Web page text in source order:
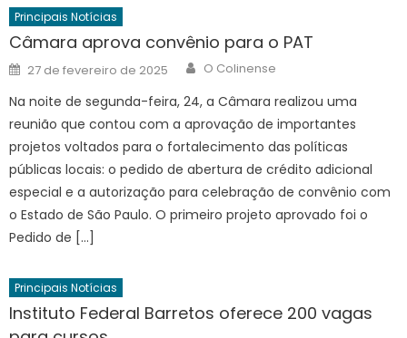
Principais Notícias
Câmara aprova convênio para o PAT
Posted
on
27 de fevereiro de 2025 Author
O Colinense
Na noite de segunda-feira, 24, a Câmara realizou uma
reunião que contou com a aprovação de importantes
projetos voltados para o fortalecimento das políticas
públicas locais: o pedido de abertura de crédito adicional
especial e a autorização para celebração de convênio com
o Estado de São Paulo. O primeiro projeto aprovado foi o
Pedido de […]
Principais Notícias
Instituto Federal Barretos oferece 200 vagas